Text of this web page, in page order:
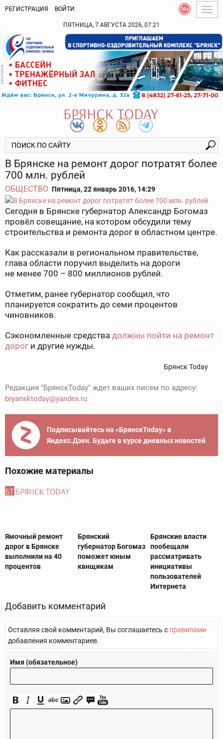
РЕГИСТРАЦИЯ ВОЙТИ
ПЯТНИЦА, 7 АВГУСТА 2026, 07:21
В Брянске на ремонт дорог потратят более
700 млн. рублей
ОБЩЕСТВО Пятница, 22 январь 2016, 14:29
Сегодня в Брянске губернатор Александр Богомаз
провёл совещание, на котором обсудили тему
строительства и ремонта дорог в областном центре.
Как рассказали в региональном правительстве,
глава области поручил выделить на дороги
не менее 700 – 800 миллионов рублей.
Отметим, ранее губернатор сообщил, что
планируется сократить до семи процентов
чиновников.
Сэкономленные средства должны пойти на ремонт
дорог и другие нужды.
Брянск Today
Редакция "БрянскToday" ждет ваших писем по адресу:
bryansktoday@yandex.ru
Подписывайтесь на «БрянскToday» в
Яндекс.Дзен. Будьте в курсе дневных новостей
Похожие материалы
Ямочный ремонт
дорог в Брянске
выполнили на 40
процентов‍
Брянский
губернатор Богомаз
поможет юным
квнщикам
Брянские власти
пообещали
рассматривать
инициативы
пользователей
Интернета
Добавить комментарий
Оставляя свой комментарий, Вы соглашаетесь с правилами
добавления комментариев.
Имя (обязательное)